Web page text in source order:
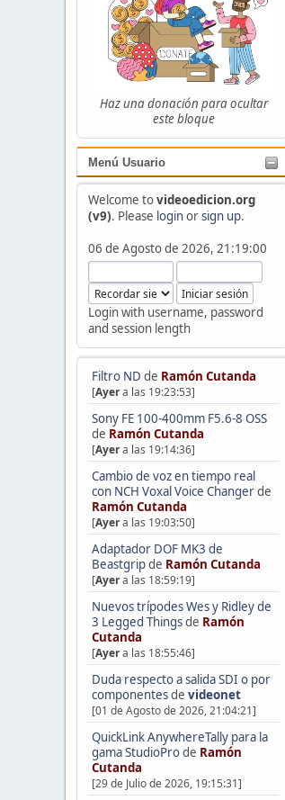
Haz una donación para ocultar
este bloque
Menú Usuario
Welcome tovideoedicion.org
(v9). Please loginorsign up.
06 de Agosto de 2026, 21:19:00
Login with username, password
and session length
Filtro ND de Ramón Cutanda
[Ayera las 19:23:53]
Sony FE 100-400mm F5.6-8 OSS
de Ramón Cutanda
[Ayera las 19:14:36]
Cambio de voz en tiempo real
con NCH Voxal Voice Changerde
Ramón Cutanda
[Ayera las 19:03:50]
Adaptador DOF MK3 de
Beastgripde Ramón Cutanda
[Ayera las 18:59:19]
Nuevos trípodes Wes y Ridley de
3 Legged Thingsde Ramón
Cutanda
[Ayera las 18:55:46]
Duda respecto a salida SDI o por
componentesde videonet
[01 de Agosto de 2026, 21:04:21]
QuickLink AnywhereTally para la
gama StudioProde Ramón
Cutanda
[29 de Julio de 2026, 19:15:31]